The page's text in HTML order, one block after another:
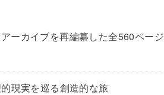
ーカイブを再編纂した全560ペー
現実を巡る創造的な旅